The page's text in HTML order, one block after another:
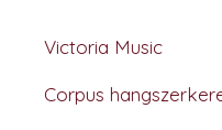
Victoria Music
Corpus